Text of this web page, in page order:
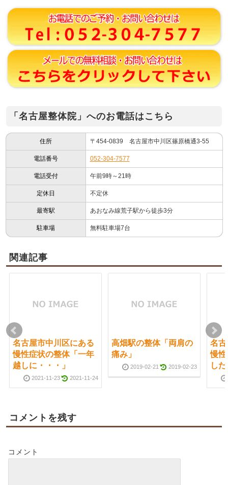
「名古屋整体院」へのお電話はこちら
住所 〒454-0839 名古屋市中川区篠原橋通3-55
電話番号 052-304-7577
電話受付 午前9時～21時
定休日 不定休
最寄駅 あおなみ線荒子駅から徒歩3分
駐車場 無料駐車場7台
関連記事
名古屋市中川区にある
慢性症状の整体「一年
越しに・・・」
2021-11-23 2021-11-24
高畑駅の整体「両肩の
痛み」
2019-02-21 2019-02-23
名
慢
し
コメントを残す
コメント